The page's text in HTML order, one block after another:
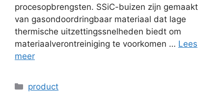
procesopbrengsten. SSiC-buizen zijn gemaakt
van gasondoordringbaar materiaal dat lage
thermische uitzettingssnelheden biedt om
materiaalverontreiniging te voorkomen … Lees
meer
Categorieën
product